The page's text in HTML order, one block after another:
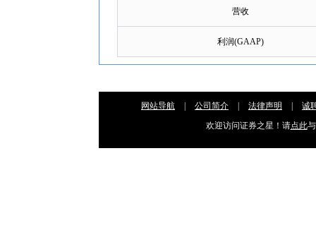
营收
利润(GAAP)
网站导航 | 公司简介 | 法律声明 |
诚
欢迎访问证券之星！请点此